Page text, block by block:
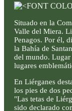
Situado en la
Valle del Miera.
Penagos. Por él,
la Bahía de
del mundo.
lugares
En Liérganes
los pies de dos
"Las tetas de
sido declarado